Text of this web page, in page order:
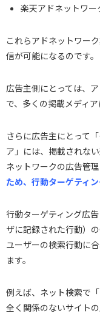
楽天アドネットワー
これらアドネットワー
信が可能になるのです。
広告主側にとっては、
で、多くの掲載メディ
さらに広告主にとって
ア」には、掲載されな
ネットワークの広告管理
ため、行動ターゲティ
行動ターゲティング広
ザに記録された行動）
ユーザーの検索行動に
ます。
例えば、ネット検索で
全く関係のないサイト